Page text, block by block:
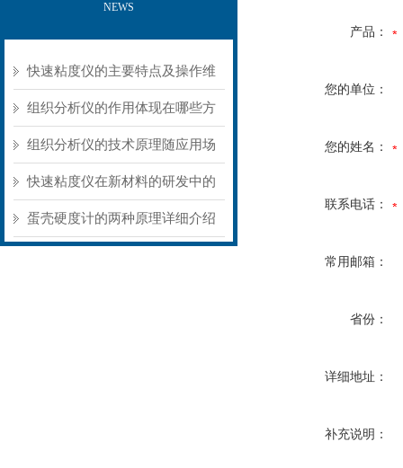
NEWS
快速粘度仪的主要特点及操作维
护方式
组织分析仪的作用体现在哪些方
面？
组织分析仪的技术原理随应用场
景不同存在明显差异
快速粘度仪在新材料的研发中的
应用
蛋壳硬度计的两种原理详细介绍
产品：
您的单位：
您的姓名：
联系电话：
常用邮箱：
省份：
详细地址：
补充说明：